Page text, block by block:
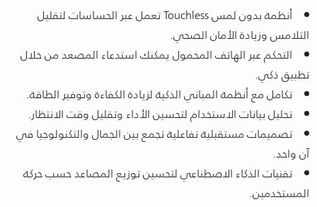
أنظمة بدون لمس Touchless تعمل عبر الحساسات لتقليل
التلامس وزيادة الأمان الصحي.
التحكم عبر الهاتف المحمول يمكنك استدعاء المصعد من خلال
تطبيق ذكي.
تكامل مع أنظمة المباني الذكية لزيادة الكفاءة وتوفير الطاقة.
تحليل بيانات الاستخدام لتحسين الأداء وتقليل وقت الانتظار.
تصميمات مستقبلية تفاعلية تجمع بين الجمال والتكنولوجيا في
آن واحد.
تقنيات الذكاء الاصطناعي لتحسين توزيع المصاعد حسب حركة
المستخدمين.